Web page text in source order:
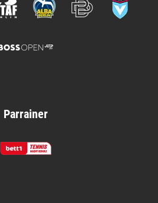
Parrainer